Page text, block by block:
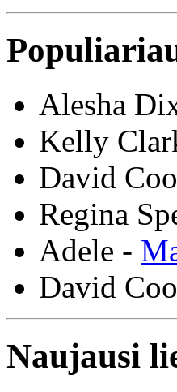
Alesha
Kelly
David
Regina
Adele -
David
Naujausi